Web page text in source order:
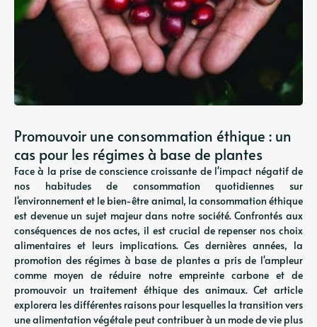
Promouvoir une consommation éthique : un
cas pour les régimes à base de plantes
Face à la prise de conscience croissante de l'impact négatif de
nos habitudes de consommation quotidiennes sur
l'environnement et le bien-être animal, la consommation éthique
est devenue un sujet majeur dans notre société. Confrontés aux
conséquences de nos actes, il est crucial de repenser nos choix
alimentaires et leurs implications. Ces dernières années, la
promotion des régimes à base de plantes a pris de l'ampleur
comme moyen de réduire notre empreinte carbone et de
promouvoir un traitement éthique des animaux. Cet article
explorera les différentes raisons pour lesquelles la transition vers
une alimentation végétale peut contribuer à un mode de vie plus